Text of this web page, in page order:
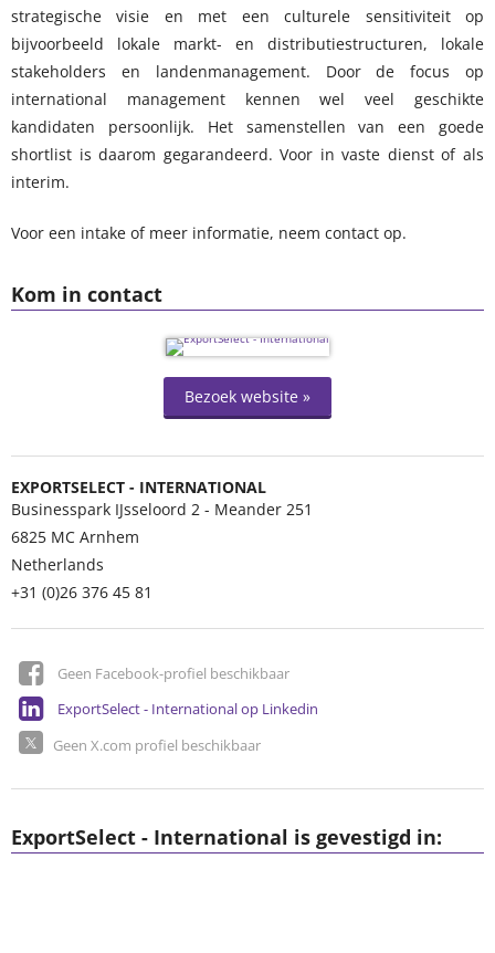
Kom in contact
Bezoek website »
EXPORTSELECT - INTERNATIONAL
Businesspark IJsseloord 2 - Meander 251
6825 MC Arnhem
Netherlands
+31 (0)26 376 45 81
Geen Facebook-profiel beschikbaar
ExportSelect - International op Linkedin
Geen X.com profiel beschikbaar
strategische visie en met een culturele sensitiviteit op
bijvoorbeeld lokale markt- en distributiestructuren, lokale
stakeholders en landenmanagement. Door de focus op
international management kennen wel veel geschikte
kandidaten persoonlijk. Het samenstellen van een goede
shortlist is daarom gegarandeerd. Voor in vaste dienst of als
interim.
Voor een intake of meer informatie, neem contact op.
ExportSelect - International is gevestigd in: